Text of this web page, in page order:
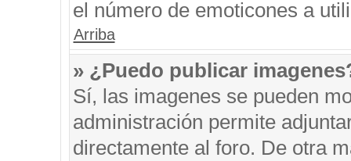
el número de emoticones a
Arriba
» ¿Puedo publicar
Sí, las imagenes se pueden
administración permite
directamente al foro. De otra